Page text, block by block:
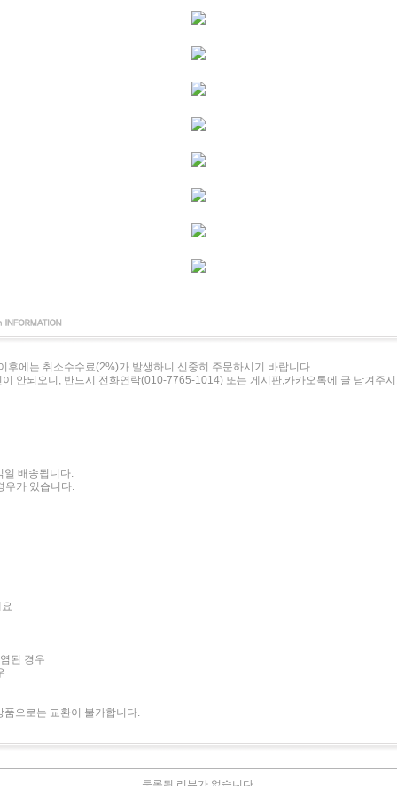
에는 취소수수료(2%)가 발생하니 신중히 주문하시기 바랍니다.
안되오니, 반드시 전화연락(010-7765-1014) 또는 게시판,카카오톡에 글 남겨주
일 배송됩니다.
우가 있습니다.
된 경우
으로는 교환이 불가합니다.